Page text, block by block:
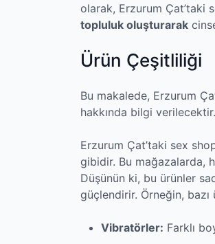
olarak, Erzurum Çat’taki
topluluk oluşturarak
Ürün Çeşitliliği
Bu makalede, Erzurum
hakkında bilgi
Erzurum Çat’taki sex
gibidir. Bu mağazalarda,
Düşünün ki, bu ürünler
güçlendirir. Örneğin, bazı
Vibratörler: Farklı